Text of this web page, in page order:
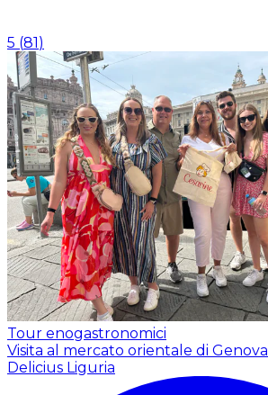
5 (81)
Tour enogastronomici
Visita al mercato orientale di Genova
Delicius Liguria